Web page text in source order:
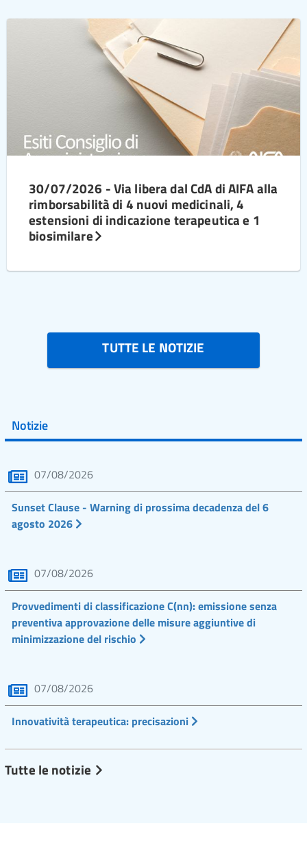
30/07/2026 - Via libera dal CdA di AIFA alla
rimborsabilità di 4 nuovi medicinali, 4
estensioni di indicazione terapeutica e 1
biosimilare
TUTTE LE NOTIZIE
Notizie
07/08/2026
Sunset Clause - Warning di prossima decadenza del 6
agosto 2026
07/08/2026
Provvedimenti di classificazione C(nn): emissione senza
preventiva approvazione delle misure aggiuntive di
minimizzazione del rischio
07/08/2026
Innovatività terapeutica: precisazioni
Tutte le notizie